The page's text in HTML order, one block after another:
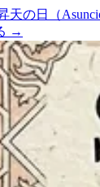
天の日（
→